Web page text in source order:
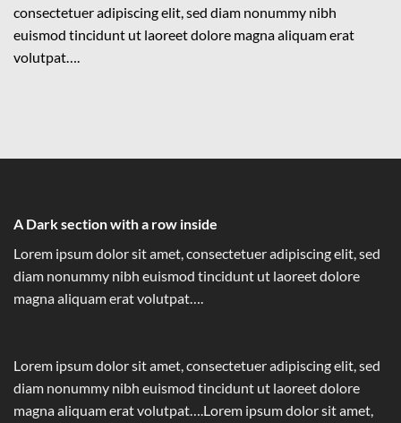
consectetuer adipiscing elit, sed diam nonummy nibh
euismod tincidunt ut laoreet dolore magna aliquam erat
volutpat….
A Dark section with a row inside
Lorem ipsum dolor sit amet, consectetuer adipiscing elit, sed
diam nonummy nibh euismod tincidunt ut laoreet dolore
magna aliquam erat volutpat….
Lorem ipsum dolor sit amet, consectetuer adipiscing elit, sed
diam nonummy nibh euismod tincidunt ut laoreet dolore
magna aliquam erat volutpat….Lorem ipsum dolor sit amet,